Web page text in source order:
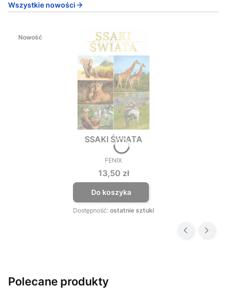
Wszystkie nowości
Nowość
SSAKI ŚWIATA
PRODUCENT
FENIX
Cena
13,50 zł
Do koszyka
Dostępność: ostatnie sztuki
Polecane produkty